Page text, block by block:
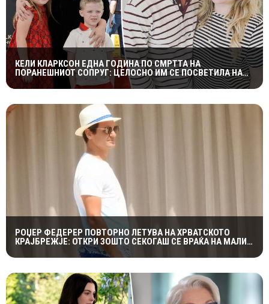
КЕЛИ КЛАРКСОН ЕДНА ГОДИНА ПО СМРТТА НА
ПОРАНЕШНИОТ СОПРУГ: ЦЕЛОСНО ИМ СЕ ПОСВЕТИЛА НА
ДЕЦАТА ВО НАЈТЕШКИОТ ПЕРИОД
РОЏЕР ФЕДЕРЕР ПОВТОРНО ЛЕТУВА НА ХРВАТСКОТО
КРАЈБРЕЖЈЕ: ОТКРИ ЗОШТО СЕКОГАШ СЕ ВРАЌА НА МАЛИ